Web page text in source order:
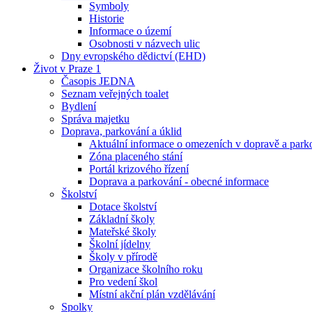
Symboly
Historie
Informace o území
Osobnosti v názvech ulic
Dny evropského dědictví (EHD)
Život v Praze 1
Časopis JEDNA
Seznam veřejných toalet
Bydlení
Správa majetku
Doprava, parkování a úklid
Aktuální informace o omezeních v dopravě a
Zóna placeného stání
Portál krizového řízení
Doprava a parkování - obecné informace
Školství
Dotace školství
Základní školy
Mateřské školy
Školní jídelny
Školy v přírodě
Organizace školního roku
Pro vedení škol
Místní akční plán vzdělávání
Spolky